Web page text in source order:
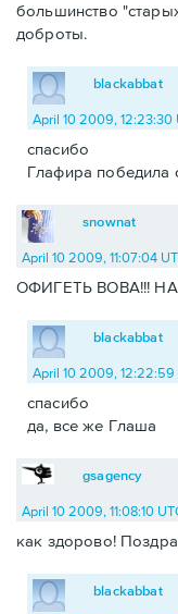
большинство
доброты.
blackabbat
April 10 2009, 12:23:30
спасибо
Глафира
snownat
April 10 2009, 11:07:04
ОФИГЕТЬ ВОВА!!!
blackabbat
April 10 2009, 12:22:59
спасибо
да, все же Глаша
gsagency
April 10 2009, 11:08:10
как здорово!
blackabbat